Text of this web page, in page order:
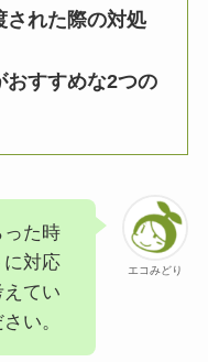
された際の対処
おすすめな2つの
エコみどり
った時
に対応
てい
い。